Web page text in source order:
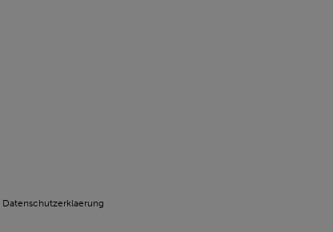
Datenschutzerklaerung